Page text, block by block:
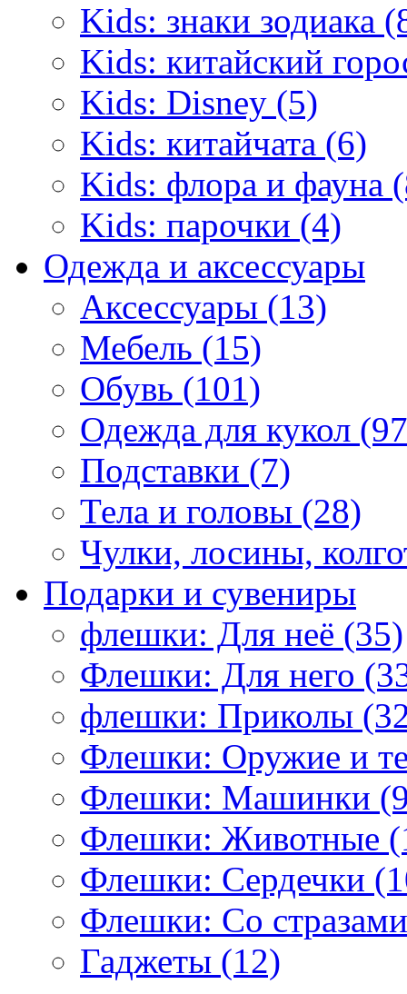
Kids: знаки зодиака
Kids: китайский
Kids: Disney (5)
Kids: китайчата (6)
Kids: флора и фауна
Kids: парочки (4)
Одежда и аксессуары
Аксессуары (13)
Мебель (15)
Обувь (101)
Одежда для кукол
Подставки (7)
Тела и головы (28)
Чулки, лосины,
Подарки и сувениры
флешки: Для неё (35)
Флешки: Для него
флешки: Приколы
Флешки: Оружие и
Флешки: Машинки
Флешки: Животные
Флешки: Сердечки
Флешки: Со
Гаджеты (12)